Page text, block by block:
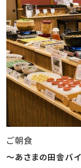
・山形名物芋煮
豆
・手作り出汁巻き
・山形郷土料理 を
ります。
※日により和定食
バイキングの選択
（和定食の場合は
とは異なります）
ご朝食
～あさまの田舎バ